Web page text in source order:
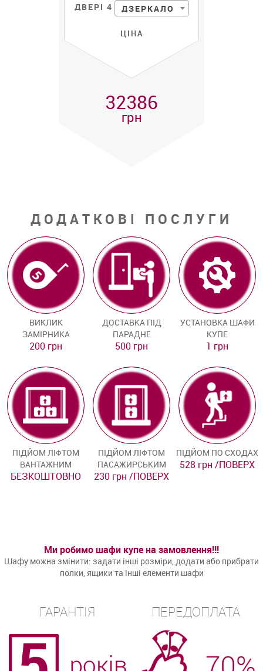
ДВЕРІ 4 ДЗЕРКАЛО
ЦІНА
32386
грн
ДОДАТКОВІ ПОСЛУГИ
ВИКЛИК
ЗАМІРНИКА
200 грн
ДОСТАВКА ПІД
ПАРАДНЕ
500 грн
УСТАНОВКА ШАФИ
КУПЕ
1 грн
ПІДЙОМ ЛІФТОМ
ВАНТАЖНИМ
БЕЗКОШТОВНО
ПІДЙОМ ЛІФТОМ
ПАСАЖИРСЬКИМ
230 грн /ПОВЕРХ
ПІДЙОМ ПО СХОДАХ
528 грн /ПОВЕРХ
Ми робимо шафи купе на замовлення!!!
Шафу можна змінити: задати інші розміри, додати або прибрати
полки, ящики та інші елементи шафи
ГАРАНТІЯ ПЕРЕДОПЛАТА